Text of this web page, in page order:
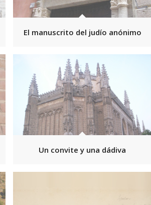
El manuscrito del judío anónimo
Un convite y una dádiva